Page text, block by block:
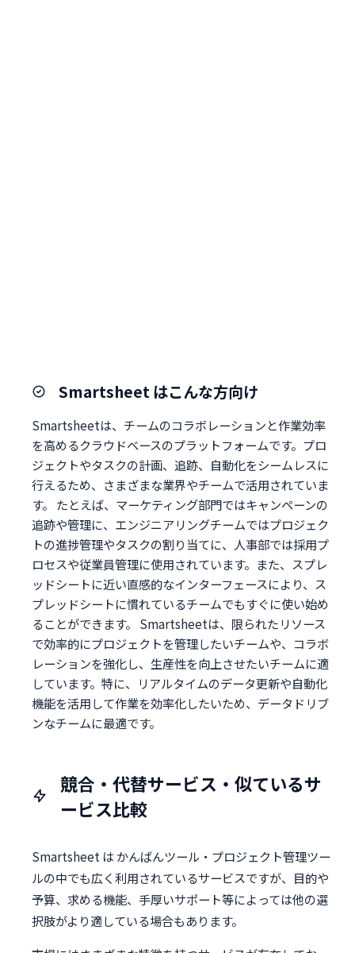
Smartsheet はこんな方向け
Smartsheetは、チームのコラボレーションと作業効率
を高めるクラウドベースのプラットフォームです。プロ
ジェクトやタスクの計画、追跡、自動化をシームレスに
行えるため、さまざまな業界やチームで活用されていま
す。 たとえば、マーケティング部門ではキャンペーンの
追跡や管理に、エンジニアリングチームではプロジェク
トの進捗管理やタスクの割り当てに、人事部では採用プ
ロセスや従業員管理に使用されています。また、スプレ
ッドシートに近い直感的なインターフェースにより、ス
プレッドシートに慣れているチームでもすぐに使い始め
ることができます。 Smartsheetは、限られたリソース
で効率的にプロジェクトを管理したいチームや、コラボ
レーションを強化し、生産性を向上させたいチームに適
しています。特に、リアルタイムのデータ更新や自動化
機能を活用して作業を効率化したいため、データドリブ
ンなチームに最適です。
競合・代替サービス・似ているサ
ービス比較
Smartsheet は かんばんツール・プロジェクト管理ツー
ルの中でも広く利用されているサービスですが、目的や
予算、求める機能、手厚いサポート等によっては他の選
択肢がより適している場合もあります。